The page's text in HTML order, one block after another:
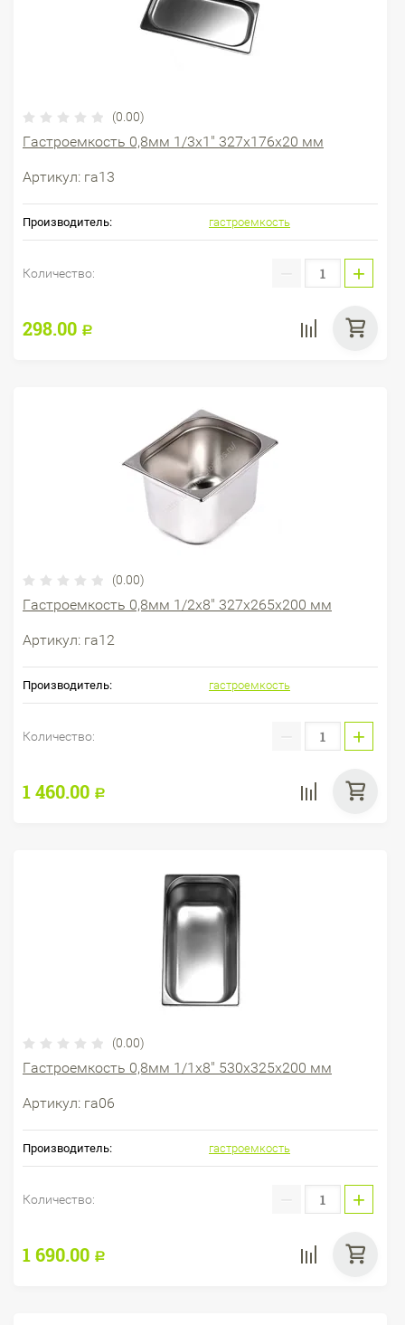
(0.00)
Гастроемкость 0,8мм 1/3х1" 327х176х20 мм
Артикул: га13
Производитель: гастроемкость
Количество: +
298.00 Р
(0.00)
Гастроемкость 0,8мм 1/2х8" 327х265х200 мм
Артикул: га12
Производитель: гастроемкость
Количество: +
1 460.00 Р
(0.00)
Гастроемкость 0,8мм 1/1х8" 530х325х200 мм
Артикул: га06
Производитель: гастроемкость
Количество: +
1 690.00 Р